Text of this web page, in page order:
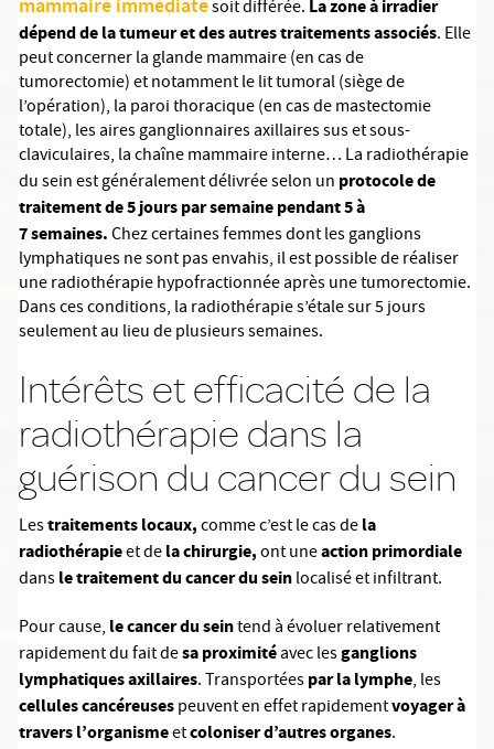
mammaire immédiatesoit différée. La zone à irradier
dépend de la tumeur et des autres traitements associés. Elle
peut concerner la glande mammaire (en cas de
tumorectomie) et notamment le lit tumoral (siège de
l’opération), la paroi thoracique (en cas de mastectomie
totale), les aires ganglionnaires axillaires sus et sous-
claviculaires, la chaîne mammaire interne… La radiothérapie
du sein est généralement délivrée selon un protocole de
traitement de 5 jours par semaine pendant 5 à
7 semaines.Chez certaines femmes dont les ganglions
lymphatiques ne sont pas envahis, il est possible de réaliser
une radiothérapie hypofractionnée après une tumorectomie.
Dans ces conditions, la radiothérapie s’étale sur 5 jours
seulement au lieu de plusieurs semaines.
Intérêts et efficacité de la
radiothérapie dans la
guérison du cancer du sein
Lestraitements locaux,comme c’est le cas dela
radiothérapieet dela chirurgie,ont uneaction primordiale
dansle traitement du cancer du seinlocalisé et infiltrant.
Pour cause, le cancer du seintend à évoluer relativement
rapidement du fait desa proximitéavec lesganglions
lymphatiques axillaires. Transportéespar la lymphe, les
cellules cancéreusespeuvent en effet rapidementvoyager à
travers l’organismeetcoloniser d’autres organes.